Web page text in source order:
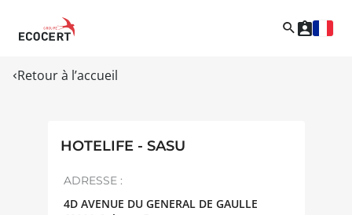
Retour à l’accueil
HOTELIFE - SASU
ADRESSE :
4D AVENUE DU GENERAL DE GAULLE